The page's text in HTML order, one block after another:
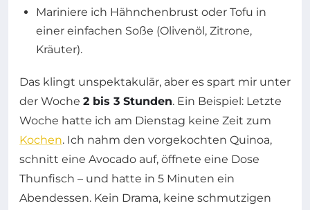
Mariniere ich Hähnchenbrust oder Tofu in
einer einfachen Soße (Olivenöl, Zitrone,
Kräuter).
Das klingt unspektakulär, aber es spart mir unter
der Woche 2 bis 3 Stunden. Ein Beispiel: Letzte
Woche hatte ich am Dienstag keine Zeit zum
Kochen. Ich nahm den vorgekochten Quinoa,
schnitt eine Avocado auf, öffnete eine Dose
Thunfisch – und hatte in 5 Minuten ein
Abendessen. Kein Drama, keine schmutzigen